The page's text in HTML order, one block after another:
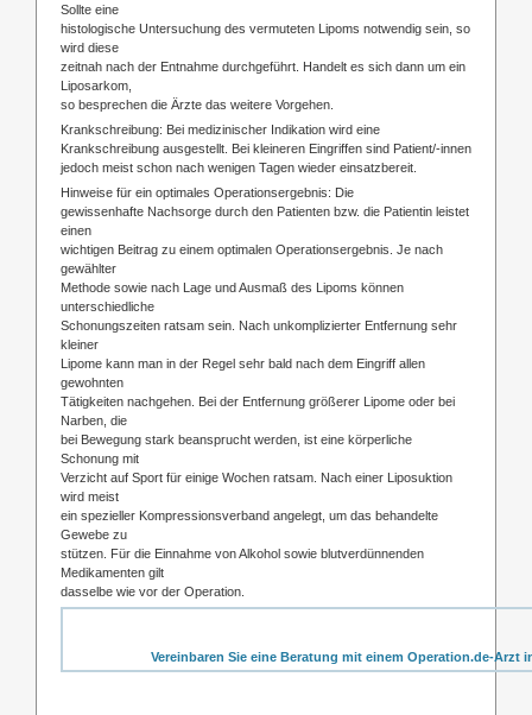
Sollte eine
histologische Untersuchung des vermuteten Lipoms notwendig sein, so
wird diese
zeitnah nach der Entnahme durchgeführt. Handelt es sich dann um ein
Liposarkom,
so besprechen die Ärzte das weitere Vorgehen.
Krankschreibung: Bei medizinischer Indikation wird eine
Krankschreibung ausgestellt. Bei kleineren Eingriffen sind Patient/-innen
jedoch meist schon nach wenigen Tagen wieder einsatzbereit.
Hinweise für ein optimales Operationsergebnis: Die
gewissenhafte Nachsorge durch den Patienten bzw. die Patientin leistet
einen
wichtigen Beitrag zu einem optimalen Operationsergebnis. Je nach
gewählter
Methode sowie nach Lage und Ausmaß des Lipoms können
unterschiedliche
Schonungszeiten ratsam sein. Nach unkomplizierter Entfernung sehr
kleiner
Lipome kann man in der Regel sehr bald nach dem Eingriff allen
gewohnten
Tätigkeiten nachgehen. Bei der Entfernung größerer Lipome oder bei
Narben, die
bei Bewegung stark beansprucht werden, ist eine körperliche
Schonung mit
Verzicht auf Sport für einige Wochen ratsam. Nach einer Liposuktion
wird meist
ein spezieller Kompressionsverband angelegt, um das behandelte
Gewebe zu
stützen. Für die Einnahme von Alkohol sowie blutverdünnenden
Medikamenten gilt
dasselbe wie vor der Operation.
Vereinbaren Sie eine Beratung mit einem Operation.de-Arzt